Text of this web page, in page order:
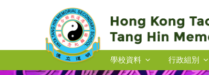
學校資料 行政組別